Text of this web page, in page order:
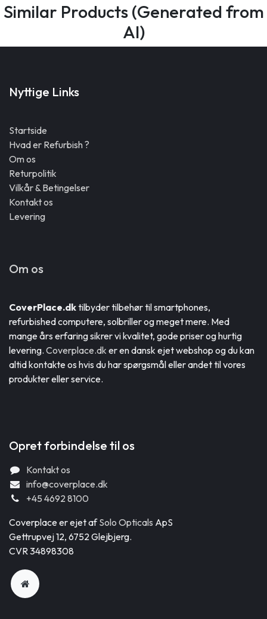
Similar Products (Generated from
AI)
Nyttige Links
Startside
Hvad er Refurbish ?
Om os
Returpolitik
Vilkår & Betingelser
Kontakt os
Levering
Om os
CoverPlace.dktilbyder tilbehør til smartphones,
refurbished computere, solbriller og meget mere. Med
mange års erfaring sikrer vi kvalitet, gode priser og hurtig
levering. Coverplace.dk er en dansk ejet webshop og du kan
altid kontakte os hvis du har spørgsmål eller andet til vores
produkter eller service.
Opret forbindelse til os
Kontakt os
info@coverplace.dk
+45 4692 8100
Coverplace er ejet afSolo Opticals ApS
Gettrupvej 12, 6752 Glejbjerg.
CVR 34898308